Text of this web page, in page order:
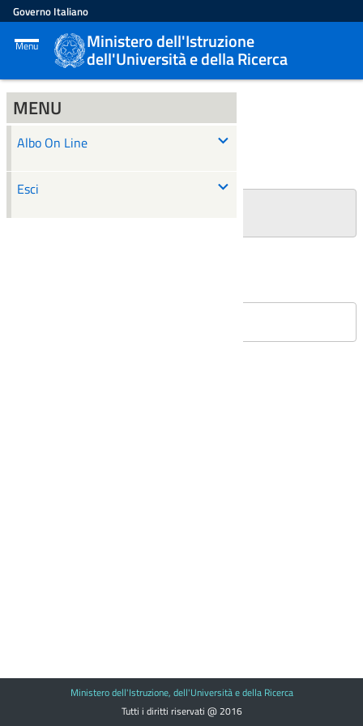
Governo Italiano
Menu Ministero dell'Istruzione
dell'Università e della Ricerca
MENU
Albo On Line
Esci
ALBO ON LINE
Ricerca
Ministero dell'Istruzione, dell'Università e della Ricerca
Tutti i diritti riservati @ 2016